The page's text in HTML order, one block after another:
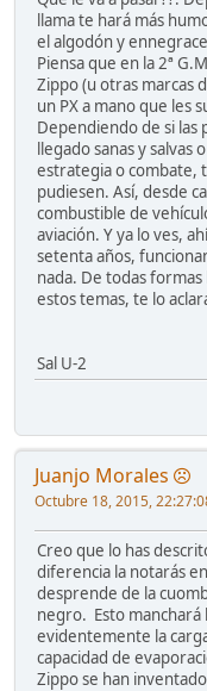
llama te hará más
el algodón y
Piensa que en la 2ª
Zippo (u otras marcas
un PX a mano que les
Dependiendo de si
llegado sanas y salvas
estrategia o combate,
pudiesen. Así, desde
combustible de
aviación. Y ya lo ves,
setenta años,
nada. De todas
estos temas, te lo
Sal U-2
Juanjo Morales
Octubre 18, 2015,
Creo que lo has
diferencia la notarás
desprende de la
negro. Esto manchará
evidentemente la
capacidad de
Zippo se han